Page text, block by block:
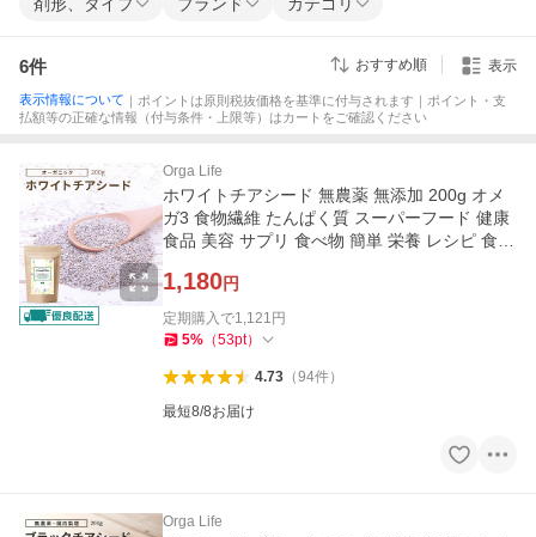
6件 おすすめ順 表示
表示情報について ｜ポイントは原則税抜価格を基準に付与されます｜ポイント・支
払額等の正確な情報（付与条件・上限等）はカートをご確認ください
Orga Life
ホワイトチアシード 無農薬 無添加 200g オメ
ガ3 食物繊維 たんぱく質 スーパーフード 健康
食品 美容 サプリ 食べ物 簡単 栄養 レシピ 食品
1,180円
定期購入で1,121 円
5% （53pt）
4.73（94件）
最短8/8お届け
Orga Life